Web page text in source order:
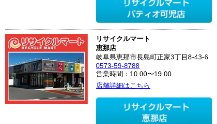
リサイクルマート
恵那店
岐阜県恵那市長島町正家3丁目8-43-6
0573-59-8788
営業時間：10:00〜19:00
店舗詳細はこちら